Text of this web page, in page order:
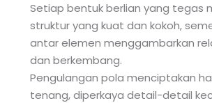
Setiap bentuk berlian yang tegas
struktur yang kuat dan kokoh,
antar elemen menggambarkan
dan berkembang.
Pengulangan pola menciptakan
tenang, diperkaya detail-detail